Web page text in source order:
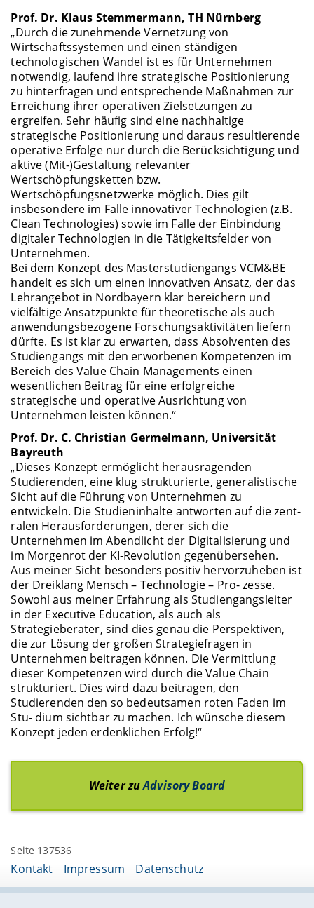
Prof. Dr. Klaus Stemmermann, TH Nürnberg
„Durch die zunehmende Vernetzung von
Wirtschaftssystemen und einen ständigen
technologischen Wandel ist es für Unternehmen
notwendig, laufend ihre strategische Positionierung
zu hinterfragen und entsprechende Maßnahmen zur
Erreichung ihrer operativen Zielsetzungen zu
ergreifen. Sehr häufig sind eine nachhaltige
strategische Positionierung und daraus resultierende
operative Erfolge nur durch die Berücksichtigung und
aktive (Mit-)Gestaltung relevanter
Wertschöpfungsketten bzw.
Wertschöpfungsnetzwerke möglich. Dies gilt
insbesondere im Falle innovativer Technologien (z.B.
Clean Technologies) sowie im Falle der Einbindung
digitaler Technologien in die Tätigkeitsfelder von
Unternehmen.
Bei dem Konzept des Masterstudiengangs VCM&BE
handelt es sich um einen innovativen Ansatz, der das
Lehrangebot in Nordbayern klar bereichern und
vielfältige Ansatzpunkte für theoretische als auch
anwendungsbezogene Forschungsaktivitäten liefern
dürfte. Es ist klar zu erwarten, dass Absolventen des
Studiengangs mit den erworbenen Kompetenzen im
Bereich des Value Chain Managements einen
wesentlichen Beitrag für eine erfolgreiche
strategische und operative Ausrichtung von
Unternehmen leisten können.“
Prof. Dr. C. Christian Germelmann, Universität
Bayreuth
„Dieses Konzept ermöglicht herausragenden
Studierenden, eine klug strukturierte, generalistische
Sicht auf die Führung von Unternehmen zu
entwickeln. Die Studieninhalte antworten auf die zent-
ralen Herausforderungen, derer sich die
Unternehmen im Abendlicht der Digitalisierung und
im Morgenrot der KI-Revolution gegenübersehen.
Aus meiner Sicht besonders positiv hervorzuheben ist
der Dreiklang Mensch – Technologie – Pro- zesse.
Sowohl aus meiner Erfahrung als Studiengangsleiter
in der Executive Education, als auch als
Strategieberater, sind dies genau die Perspektiven,
die zur Lösung der großen Strategiefragen in
Unternehmen beitragen können. Die Vermittlung
dieser Kompetenzen wird durch die Value Chain
strukturiert. Dies wird dazu beitragen, den
Studierenden den so bedeutsamen roten Faden im
Stu- dium sichtbar zu machen. Ich wünsche diesem
Konzept jeden erdenklichen Erfolg!“
Weiter zuAdvisory Board
Seite 137536
Kontakt Impressum Datenschutz